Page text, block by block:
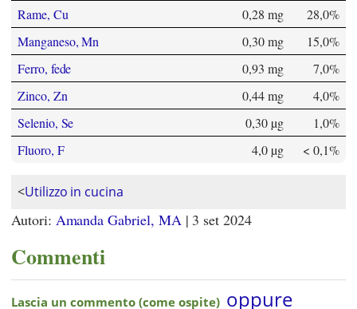
Rame, Cu 0,28 mg
28,0%
Manganeso, Mn
0,30 mg
15,0%
Ferro, fede
0,93 mg
7,0%
Zinco, Zn
0,44 mg
4,0%
Selenio, Se
0,30 µg
1,0%
Fluoro, F
4,0 µg < 0,1%
<Utilizzo in cucina
Autori: Amanda Gabriel, MA| 3 set 2024
Commenti